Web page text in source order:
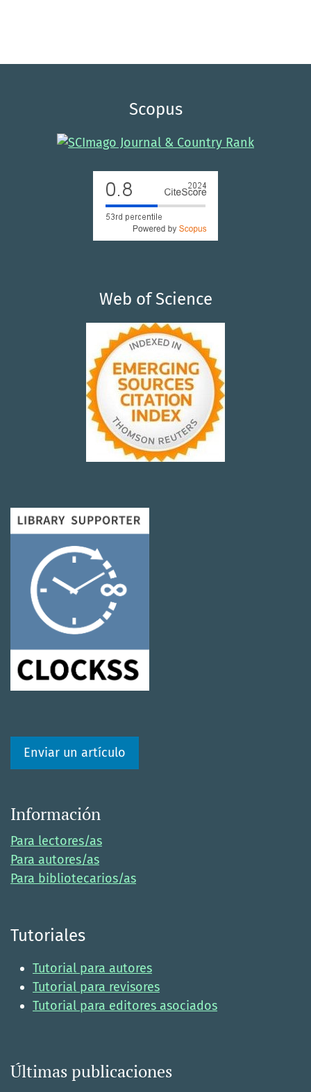
Scopus
Web of Science
Enviar un artículo
Información
Para lectores/as
Para autores/as
Para bibliotecarios/as
Tutoriales
Tutorial para autores
Tutorial para revisores
Tutorial para editores asociados
Últimas publicaciones